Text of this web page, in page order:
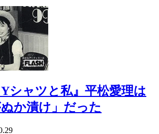
Yシャツと私』平松愛理は
ぬか漬け」だった